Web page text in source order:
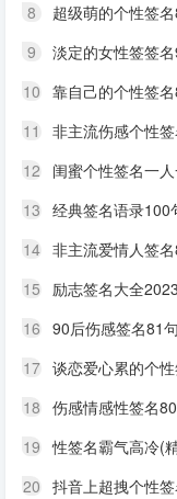
8
超级萌的个性签
9
淡定的女性签签
10 靠自己的个性签
11
非主流伤感个性
12 闺蜜个性签名一
13 经典签名语录100
14 非主流爱情人签
15 励志签名大全
16 90后伤感签名81句
17 谈恋爱心累的个
18 伤感情感性签名
19 性签名霸气高冷(
20 抖音上超拽个性